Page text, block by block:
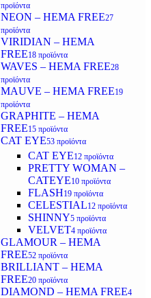
προϊόντα
NEON – HEMA FREE27
προϊόντα
VIRIDIAN – HEMA
FREE18 προϊόντα
WAVES – HEMA FREE28
προϊόντα
MAUVE – HEMA FREE19
προϊόντα
GRAPHITE – HEMA
FREE15 προϊόντα
CAT EYE53 προϊόντα
CAT EYE12 προϊόντα
PRETTY WOMAN –
CATEYE10 προϊόντα
FLASH19 προϊόντα
CELESTIAL12 προϊόντα
SHINNY5 προϊόντα
VELVET4 προϊόντα
GLAMOUR – HEMA
FREE52 προϊόντα
BRILLIANT – HEMA
FREE20 προϊόντα
DIAMOND – HEMA FREE4